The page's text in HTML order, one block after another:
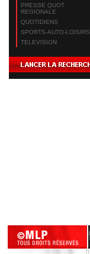
PRESSE QUOT
REGIONALE
QUOTIDIENS
SPORTS-AUTO-LOISIRS
TELEVISION